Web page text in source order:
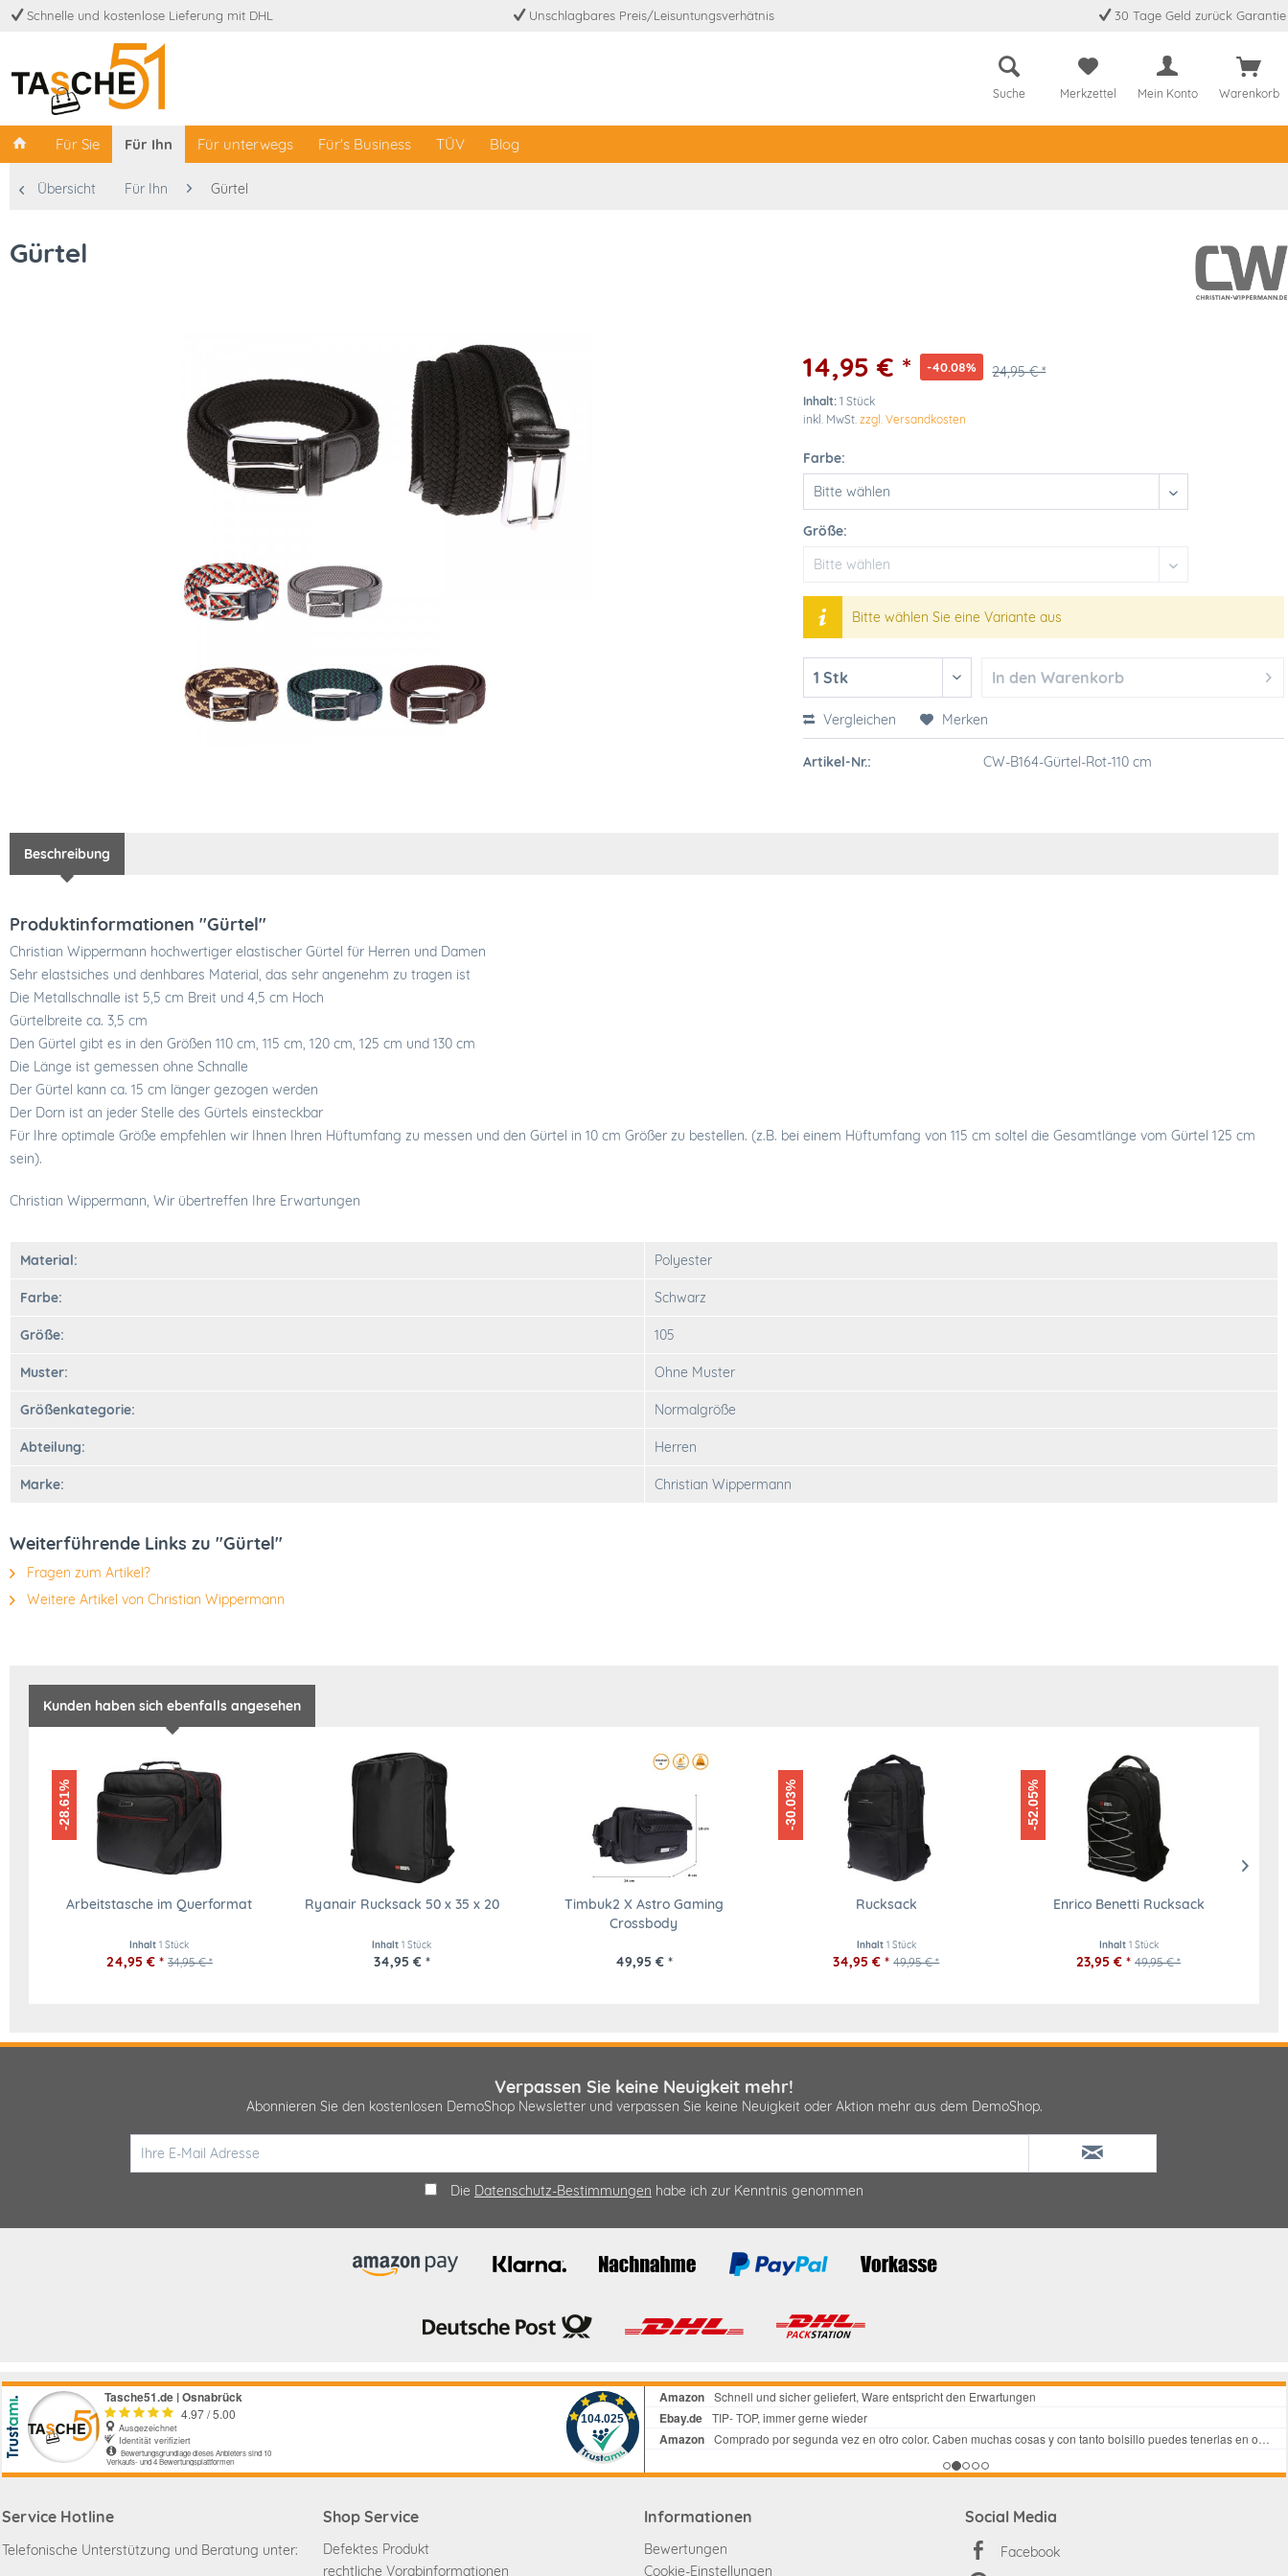
Schnelle und kostenlose Lieferung mit DHL Unschlagbares Preis/Leisuntungsverhätnis 30 Tage Geld zurück Garantie
Suche Merkzettel Mein Konto Warenkorb
Für Sie Für Ihn Für unterwegs Für's Business TÜV Blog
Übersicht Für Ihn Gürtel
Gürtel
14,95 € * -40.08% 24,95 € *
Inhalt:1 Stück
inkl. MwSt.zzgl. Versandkosten
Farbe:
Größe:
Bitte wählen Sie eine Variante aus
In den Warenkorb
Vergleichen Merken
Artikel-Nr.: CW-B164-Gürtel-Rot-110 cm
Beschreibung
Produktinformationen "Gürtel"
Christian Wippermann hochwertiger elastischer Gürtel für Herren und Damen
Sehr elastsiches und denhbares Material, das sehr angenehm zu tragen ist
Die Metallschnalle ist 5,5 cm Breit und 4,5 cm Hoch
Gürtelbreite ca. 3,5 cm
Den Gürtel gibt es in den Größen 110 cm, 115 cm, 120 cm, 125 cm und 130 cm
Die Länge ist gemessen ohne Schnalle
Der Gürtel kann ca. 15 cm länger gezogen werden
Der Dorn ist an jeder Stelle des Gürtels einsteckbar
Für Ihre optimale Größe empfehlen wir Ihnen Ihren Hüftumfang zu messen und den Gürtel in 10 cm Größer zu bestellen. (z.B. bei einem Hüftumfang von 115 cm soltel die Gesamtlänge vom Gürtel 125 cm
sein).
Christian Wippermann, Wir übertreffen Ihre Erwartungen
Material: Polyester
Farbe: Schwarz
Größe: 105
Muster: Ohne Muster
Größenkategorie: Normalgröße
Abteilung: Herren
Marke: Christian Wippermann
Weiterführende Links zu "Gürtel"
Fragen zum Artikel?
Weitere Artikel von Christian Wippermann
Kunden haben sich ebenfalls angesehen
-28.61%
Arbeitstasche im Querformat
Inhalt1 Stück
24,95 € * 34,95 € *
Ryanair Rucksack 50 x 35 x 20
Inhalt1 Stück
34,95 € *
Timbuk2 X Astro Gaming
Crossbody
49,95 € *
-30.03%
Rucksack
Inhalt 1 Stück
34,95 € * 49,95 € *
-52.05%
Enrico Benetti Rucksack
Inhalt 1 Stück
23,95 € * 49,95 € *
Verpassen Sie keine Neuigkeit mehr!
Abonnieren Sie den kostenlosen DemoShop Newsletter und verpassen Sie keine Neuigkeit oder Aktion mehr aus dem DemoShop.
Die Datenschutz-Bestimmungen habe ich zur Kenntnis genommen
Service Hotline
Telefonische Unterstützung und Beratung unter:
Shop Service
Defektes Produkt
rechtliche Vorabinformationen
Informationen
Bewertungen
Cookie-Einstellungen
Social Media
Facebook